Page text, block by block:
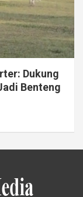
Dukung
Benteng